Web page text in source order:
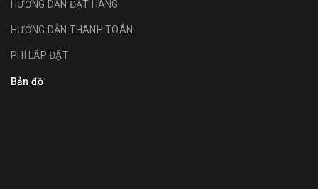
HƯỚNG DẪN ĐẶT HÀNG
HƯỚNG DẪN THANH TOÁN
PHÍ LẮP ĐẶT
Bản đồ